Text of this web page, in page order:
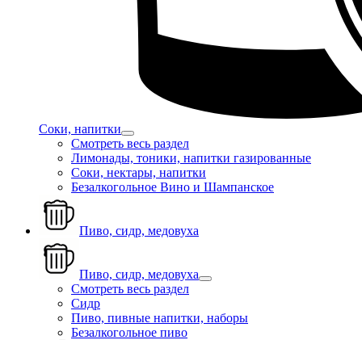
Соки, напитки
Смотреть весь раздел
Лимонады, тоники, напитки газированные
Соки, нектары, напитки
Безалкогольное Вино и Шампанское
Пиво, сидр, медовуха
Пиво, сидр, медовуха
Смотреть весь раздел
Сидр
Пиво, пивные напитки, наборы
Безалкогольное пиво